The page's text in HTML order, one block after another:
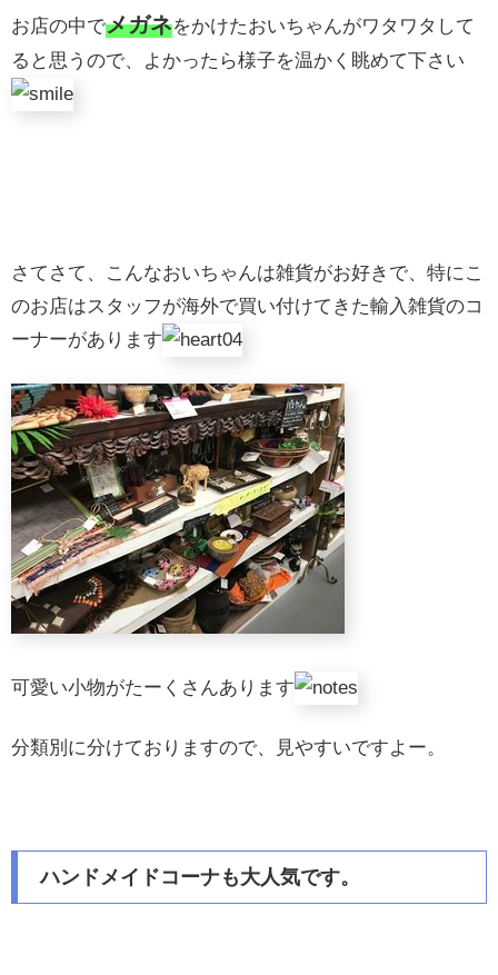
お店の中でメガネをかけたおいちゃんがワタワタして
ると思うので、よかったら様子を温かく眺めて下さい
さてさて、こんなおいちゃんは雑貨がお好きで、特にこ
のお店はスタッフが海外で買い付けてきた輸入雑貨のコ
ーナーがあります
可愛い小物がたーくさんあります
分類別に分けておりますので、見やすいですよー。
ハンドメイドコーナも大人気です。